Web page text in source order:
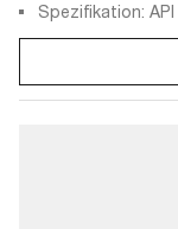
Spezifikation: